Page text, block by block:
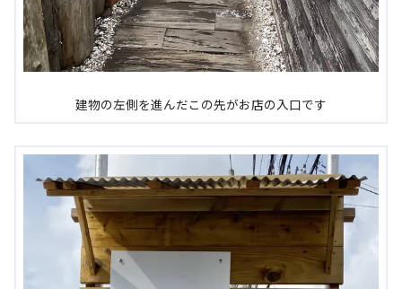
建物の左側を進んだこの先がお店の入口です